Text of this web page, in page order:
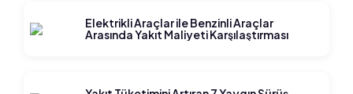
Elektrikli Araçlar ile Benzinli Araçlar
Arasında Yakıt Maliyeti Karşılaştırması